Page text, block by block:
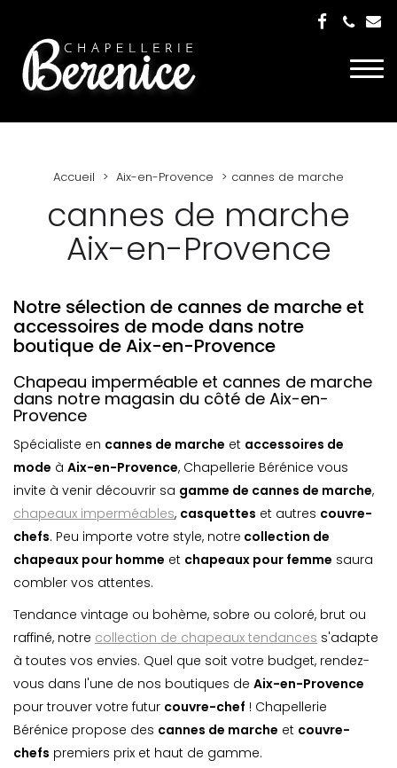
Accueil Aix-en-Provence cannes de marche
cannes de marche
Aix-en-Provence
Notre sélection de cannes de marche et
accessoires de mode dans notre
boutique de Aix-en-Provence
Chapeau imperméable et cannes de marche
dans notre magasin du côté de Aix-en-
Provence
Spécialiste en cannes de marche et accessoires de
mode à Aix-en-Provence, Chapellerie Bérénice vous
invite à venir découvrir sa gamme de cannes de marche,
chapeaux imperméables, casquettes et autres couvre-
chefs. Peu importe votre style, notre collection de
chapeaux pour homme et chapeaux pour femme saura
combler vos attentes.
Tendance vintage ou bohème, sobre ou coloré, brut ou
raffiné, notre collection de chapeaux tendances s'adapte
à toutes vos envies. Quel que soit votre budget, rendez-
vous dans l'une de nos boutiques de Aix-en-Provence
pour trouver votre futur couvre-chef ! Chapellerie
Bérénice propose des cannes de marche et couvre-
chefs premiers prix et haut de gamme.